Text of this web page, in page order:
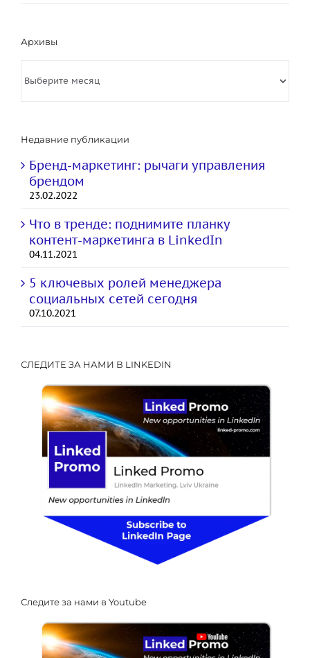
Архивы
Недавние публикации
Бренд-маркетинг: рычаги управления
брендом
23.02.2022
Что в тренде: поднимите планку
контент-маркетинга в LinkedIn
04.11.2021
5 ключевых ролей менеджера
социальных сетей сегодня
07.10.2021
СЛЕДИТЕ ЗА НАМИ В LINKEDIN
Следите за нами в Youtube